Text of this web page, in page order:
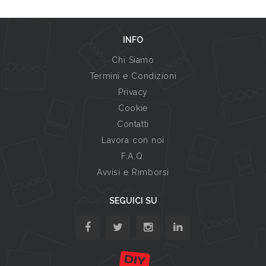
INFO
Chi Siamo
Termini e Condizioni
Privacy
Cookie
Contatti
Lavora con noi
F.A.Q.
Avvisi e Rimborsi
SEGUICI SU